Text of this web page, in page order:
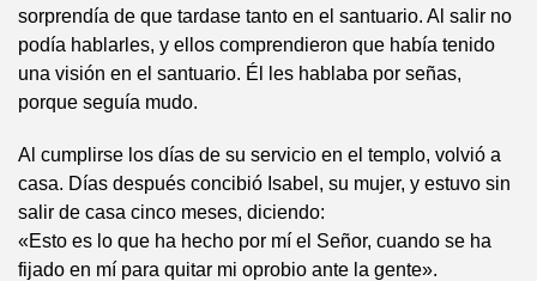
sorprendía de que tardase tanto en el santuario. Al salir no
podía hablarles, y ellos comprendieron que había tenido
una visión en el santuario. Él les hablaba por señas,
porque seguía mudo.
Al cumplirse los días de su servicio en el templo, volvió a
casa. Días después concibió Isabel, su mujer, y estuvo sin
salir de casa cinco meses, diciendo:
«Esto es lo que ha hecho por mí el Señor, cuando se ha
fijado en mí para quitar mi oprobio ante la gente».